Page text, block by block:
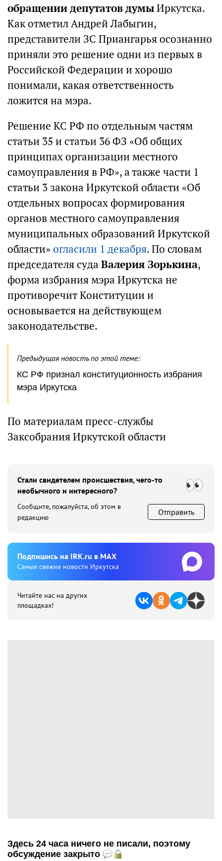
обращении депутатов думыИркутска.
Как отметил Андрей Лабыгин,
представители ЗС Приангарья осознанно
приняли это решение одни из первых в
Российской Федерации и хорошо
понимали, какая ответственность
ложится на мэра.
Решение КС РФ по отдельным частям
статьи 35 и статьи 36 ФЗ «Об общих
принципах организации местного
самоуправления в РФ», а также части 1
статьи 3 закона Иркутской области «Об
отдельных вопросах формирования
органов местного самоуправления
муниципальных образований Иркутской
области»огласили 1 декабря. По словам
председателя суда Валерия Зорькина,
форма избрания мэра Иркутска не
противоречит Конституции и
основывается на действующем
законодательстве.
Предыдущая новость по этой теме:
КС РФ признал конституционность избрания
мэра Иркутска
По материалам пресс-службы
Заксобрания Иркутской области
Стали свидетелем происшествия, чего-то
необычного и интересного?
Сообщите, пожалуйста, об этом в
редакцию
Отправить
Подпишиcь на IRK.ru в MAX
Cамые свежие новости Иркутска
Читайте нас на других
площадках!
Здесь 24 часа ничего не писали, поэтому
обсуждение закрыто